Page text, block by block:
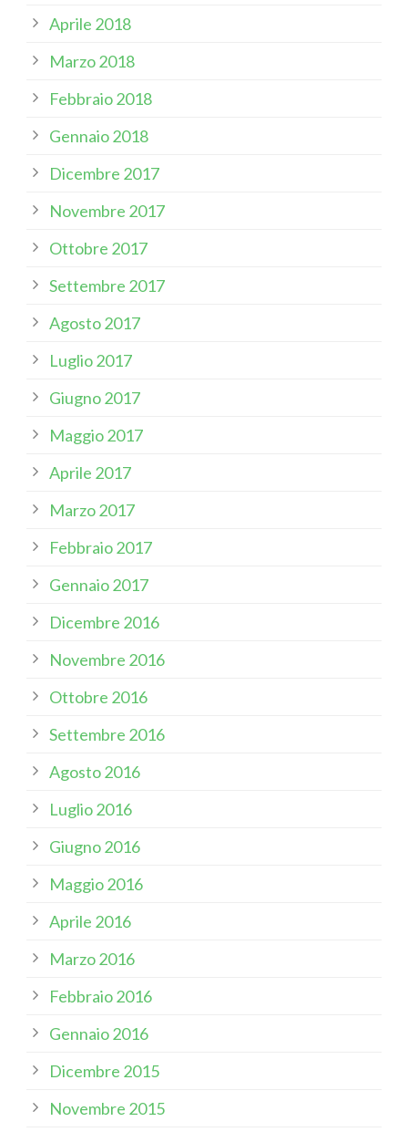
Aprile 2018
Marzo 2018
Febbraio 2018
Gennaio 2018
Dicembre 2017
Novembre 2017
Ottobre 2017
Settembre 2017
Agosto 2017
Luglio 2017
Giugno 2017
Maggio 2017
Aprile 2017
Marzo 2017
Febbraio 2017
Gennaio 2017
Dicembre 2016
Novembre 2016
Ottobre 2016
Settembre 2016
Agosto 2016
Luglio 2016
Giugno 2016
Maggio 2016
Aprile 2016
Marzo 2016
Febbraio 2016
Gennaio 2016
Dicembre 2015
Novembre 2015